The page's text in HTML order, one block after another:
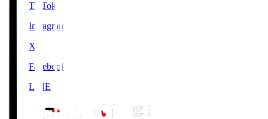
TikTok
Instagram
X
Facebook
LINE